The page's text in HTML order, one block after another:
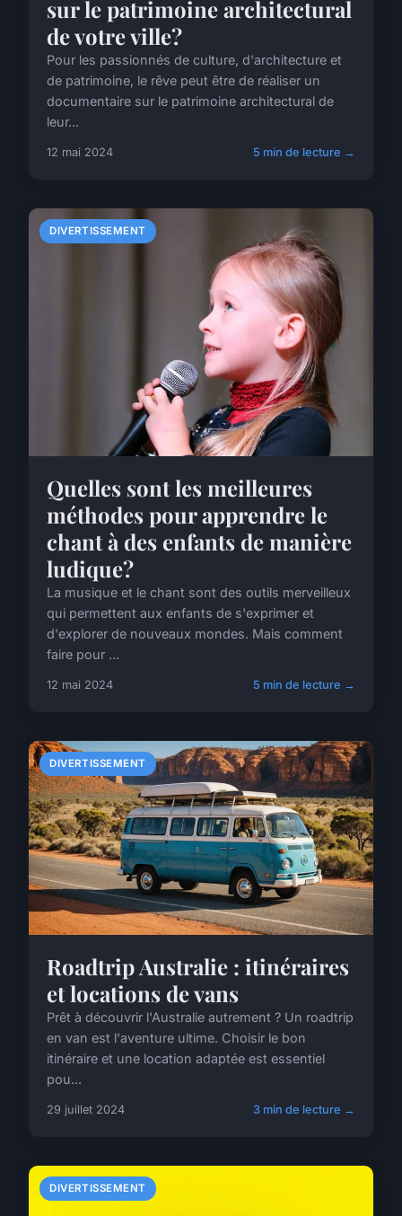
sur le patrimoine architectural
de votre ville?
Pour les passionnés de culture, d'architecture et
de patrimoine, le rêve peut être de réaliser un
documentaire sur le patrimoine architectural de
leur...
12 mai 2024 5 min de lecture →
DIVERTISSEMENT
Quelles sont les meilleures
méthodes pour apprendre le
chant à des enfants de manière
ludique?
La musique et le chant sont des outils merveilleux
qui permettent aux enfants de s'exprimer et
d'explorer de nouveaux mondes. Mais comment
faire pour ...
12 mai 2024 5 min de lecture →
DIVERTISSEMENT
Roadtrip Australie : itinéraires
et locations de vans
Prêt à découvrir l'Australie autrement ? Un roadtrip
en van est l'aventure ultime. Choisir le bon
itinéraire et une location adaptée est essentiel
pou...
29 juillet 2024 3 min de lecture →
DIVERTISSEMENT